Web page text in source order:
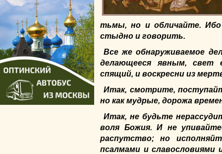
тьмы, но и обличайте.
стыдно и говорить.
Все же обнаруживаемое
делающееся явным, свет
спящий, и воскресни из
Итак, смотрите,
но как мудрые, дорожа
Итак, не будьте
воля Божия. И не
распутство; но
псалмами и славословиями